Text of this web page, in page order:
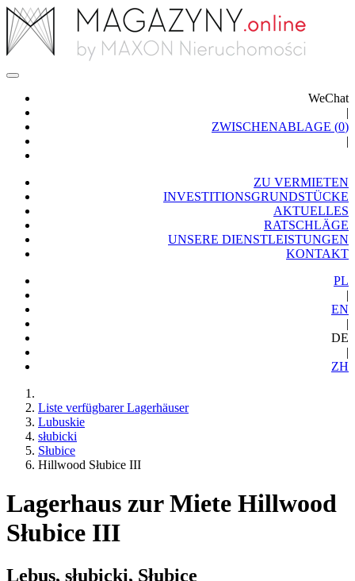
WeChat
|
ZWISCHENABLAGE (0)
|
ZU VERMIETEN
INVESTITIONSGRUNDSTÜCKE
AKTUELLES
RATSCHLÄGE
UNSERE DIENSTLEISTUNGEN
KONTAKT
PL
|
EN
|
DE
|
ZH
Liste verfügbarer Lagerhäuser
Lubuskie
słubicki
Słubice
Hillwood Słubice III
Lagerhaus zur Miete Hillwood
Słubice III
Lebus, słubicki, Słubice